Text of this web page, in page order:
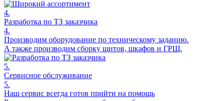
4.
Разработка по ТЗ заказчика
4.
Производим оборудование по техническому заданию.
А также производим сборку щитов, шкафов и ГРЩ.
5.
Сервисное обслуживание
5.
Наш сервис всегда готов прийти на помощь